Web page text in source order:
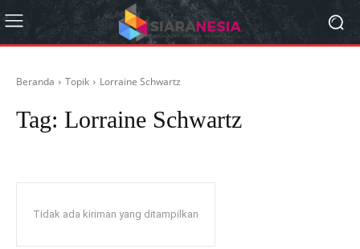
Beranda Topik Lorraine Schwartz
Tag: Lorraine Schwartz
Tidak ada kiriman yang ditampilkan